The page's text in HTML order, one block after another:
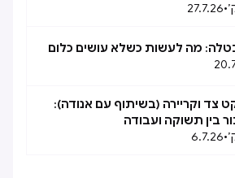
אפשרי •
27.7.26
מה לעשות כשלא עושים כלום
צד וקריירה (בשיתוף עם אנודה):
בין תשוקה ועבודה
•
6.7.26